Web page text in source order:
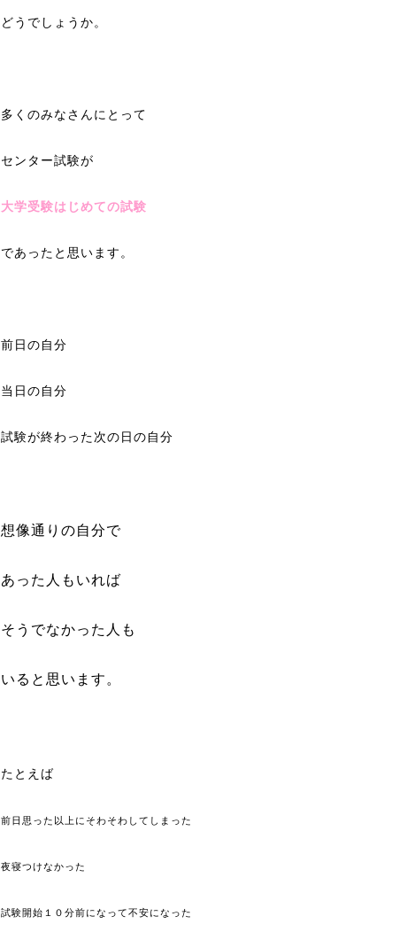
どうでしょうか。
多くのみなさんにとって
センター試験が
大学受験はじめての試験
であったと思います。
前日の自分
当日の自分
試験が終わった次の日の自分
想像通りの自分で
あった人もいれば
そうでなかった人も
いると思います。
たとえば
前日思った以上にそわそわしてしまった
夜寝つけなかった
試験開始１０分前になって不安になった